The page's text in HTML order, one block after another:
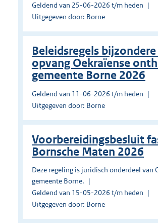
Geldend van 25-06-2026 t/m heden
Uitgegeven door: Borne
Beleidsregels
opvang Oekraïense
gemeente Borne 2026
Geldend van 11-06-2026 t/m heden
Uitgegeven door: Borne
Voorbereidingsbesluit
Bornsche Maten 2026
Deze regeling is juridisch onderdeel van
gemeente Borne.
Geldend van 15-05-2026 t/m heden
Uitgegeven door: Borne